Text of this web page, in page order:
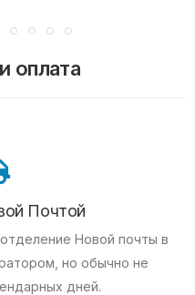
оплата
Почтой
Новой почты в
но обычно не
дней.